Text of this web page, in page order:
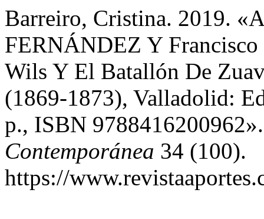
Barreiro, Cristina. 2019.
FERNÁNDEZ Y
Wils Y El Batallón De
(1869-1873), Valladolid:
p., ISBN
Contemporánea 34 (100).
https://